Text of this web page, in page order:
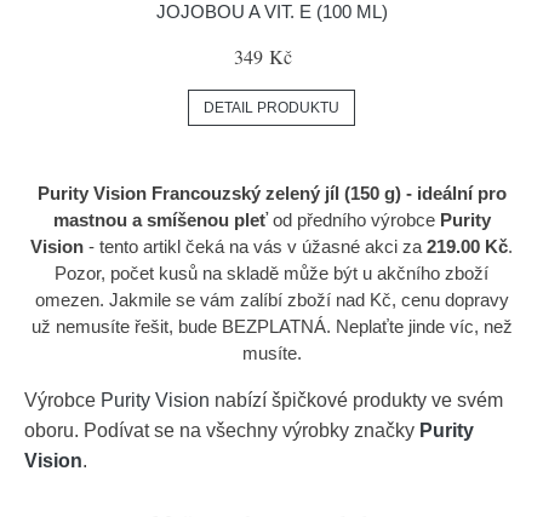
JOJOBOU A VIT. E (100 ML)
349 Kč
DETAIL PRODUKTU
Purity Vision Francouzský zelený jíl (150 g) - ideální pro
mastnou a smíšenou pleťod předního výrobce Purity
Vision - tento artikl čeká na vás v úžasné akci za 219.00 Kč.
Pozor, počet kusů na skladě může být u akčního zboží
omezen. Jakmile se vám zalíbí zboží nad Kč, cenu dopravy
už nemusíte řešit, bude BEZPLATNÁ. Neplaťte jinde víc, než
musíte.
Výrobce Purity Vision nabízí špičkové produkty ve svém
oboru. Podívat se na všechny výrobky značky Purity
Vision.